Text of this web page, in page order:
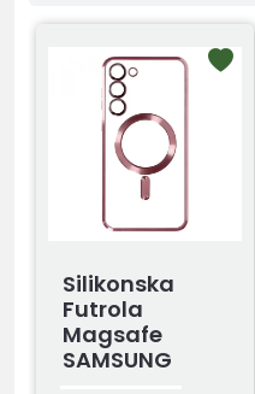
Silikonska
Futrola
Magsafe
SAMSUNG